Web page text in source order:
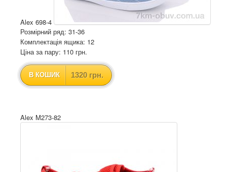
Alex 698-4
Розмірний ряд: 31-36
Комплектація ящика: 12
Ціна за пару: 110 грн.
В КОШИК 1320 грн.
Alex M273-82